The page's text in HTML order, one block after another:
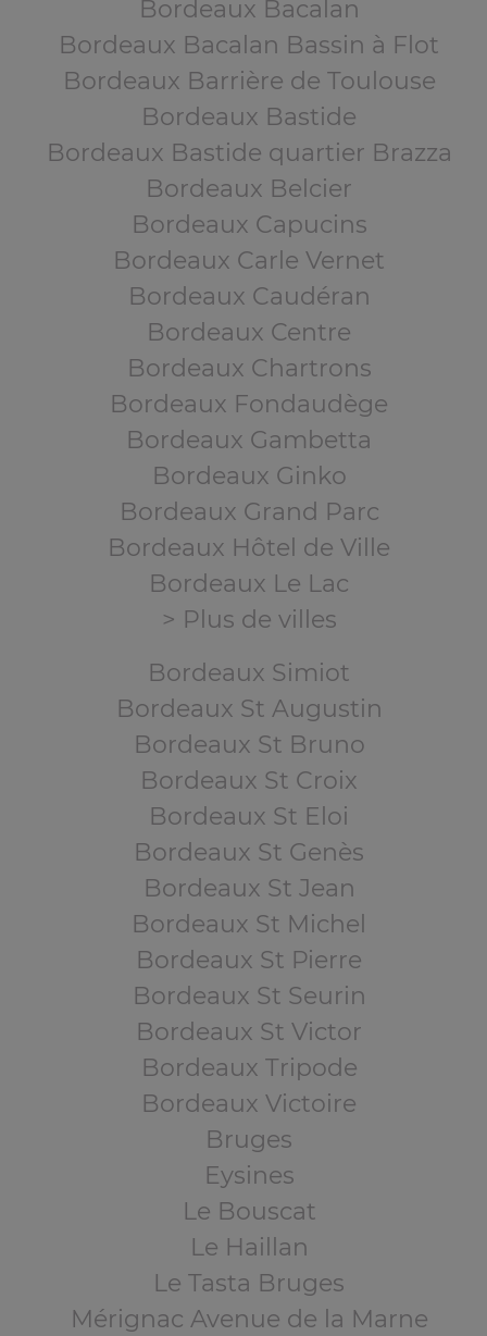
Bordeaux Bacalan
Bordeaux Bacalan Bassin à Flot
Bordeaux Barrière de Toulouse
Bordeaux Bastide
Bordeaux Bastide quartier Brazza
Bordeaux Belcier
Bordeaux Capucins
Bordeaux Carle Vernet
Bordeaux Caudéran
Bordeaux Centre
Bordeaux Chartrons
Bordeaux Fondaudège
Bordeaux Gambetta
Bordeaux Ginko
Bordeaux Grand Parc
Bordeaux Hôtel de Ville
Bordeaux Le Lac
> Plus de villes
Bordeaux Simiot
Bordeaux St Augustin
Bordeaux St Bruno
Bordeaux St Croix
Bordeaux St Eloi
Bordeaux St Genès
Bordeaux St Jean
Bordeaux St Michel
Bordeaux St Pierre
Bordeaux St Seurin
Bordeaux St Victor
Bordeaux Tripode
Bordeaux Victoire
Bruges
Eysines
Le Bouscat
Le Haillan
Le Tasta Bruges
Mérignac Avenue de la Marne